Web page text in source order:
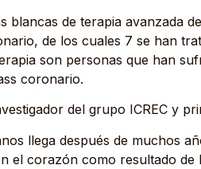
blancas de terapia avanzada
de los cuales 7 se han
son personas que han
coronario.
del grupo ICREC y
llega después de muchos
el corazón como resultado